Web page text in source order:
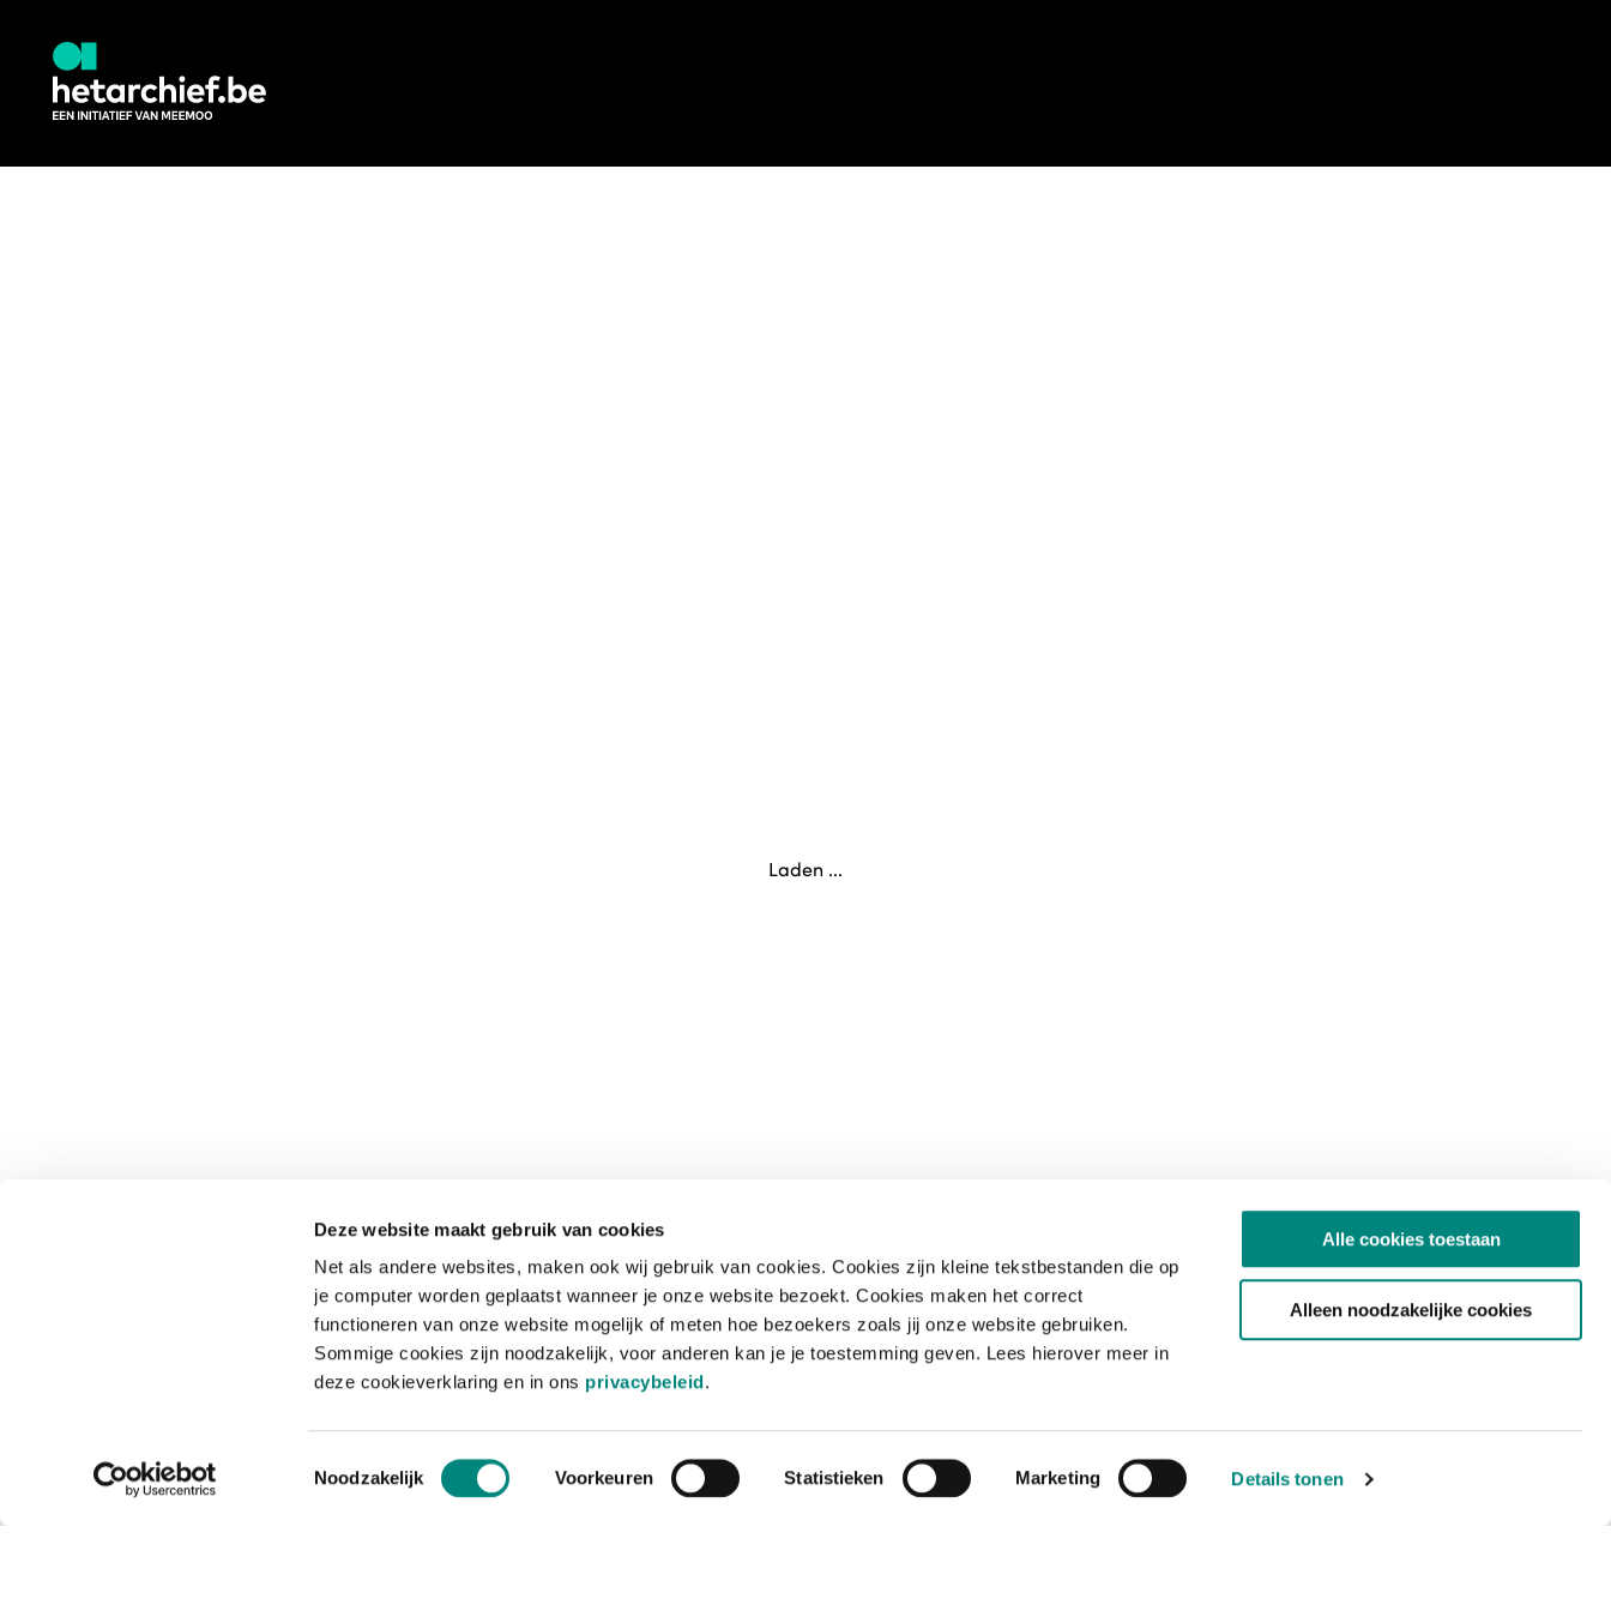
Deze website maakt gebruik van cookies
Net als andere websites, maken ook wij gebruik van cookies. Cookies zijn kleine tekstbestanden die op
je computer worden geplaatst wanneer je onze website bezoekt. Cookies maken het correct
functioneren van onze website mogelijk of meten hoe bezoekers zoals jij onze website gebruiken.
Sommige cookies zijn noodzakelijk, voor anderen kan je je toestemming geven. Lees hierover meer in
deze cookieverklaring en in ons privacybeleid.
Toestemmingsselectie
Noodzakelijk Voorkeuren Statistieken Marketing Details tonen
Alle cookies toestaan
Alleen noodzakelijke cookies
Laden ...